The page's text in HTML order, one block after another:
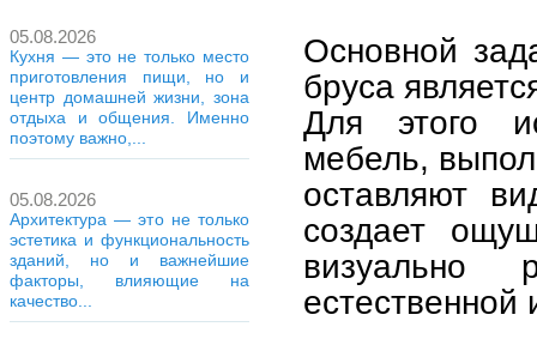
05.08.2026
Кухня — это не только место
приготовления пищи, но и
центр домашней жизни, зона
отдыха и общения. Именно
поэтому важно,...
05.08.2026
Архитектура — это не только
эстетика и функциональность
зданий, но и важнейшие
факторы, влияющие на
качество...
Основной
бруса
Для этого
мебель,
оставляют
создает
визуально
естественной